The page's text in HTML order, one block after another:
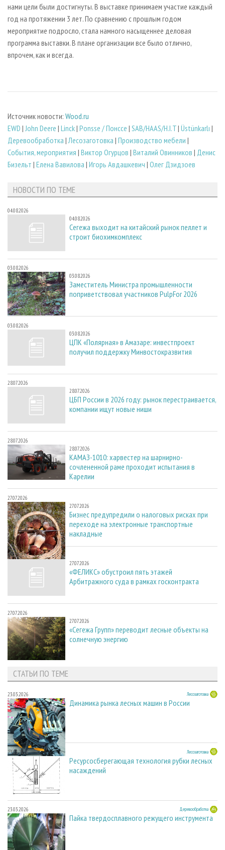
нами цели были достигнуты. В выставке принимаем участие каждый
год на протяжении 3 лет. По сравнению с прошлым годом
мероприятие подросло, стала намного насыщеннее деловая
программа выставки. В плане организации все было отлично,
впрочем, как и всегда.
Источник новости: Wood.ru
EWD | John Deere | Linck| Ponsse / Понссе | SAB/HAAS/H.I.T| Üstünkarlı |
Деревообработка |Лесозаготовка | Производство мебели |
События, мероприятия | Виктор Огурцов | Виталий Овинников | Денис
Бизельт | Елена Вавилова | Игорь Авдашкевич | Олег Дзидзоев
НОВОСТИ ПО ТЕМЕ
04.08.2026
04.08.2026
Сегежа выходит на китайский рынок пеллет и
строит биохимкомплекс
03.08.2026
03.08.2026
Заместитель Министра промышленности
поприветствовал участников PulpFor 2026
03.08.2026
03.08.2026
ЦПК «Полярная» в Амазаре: инвестпроект
получил поддержку Минвостокразвития
28.07.2026
28.07.2026
ЦБП России в 2026 году: рынок перестраивается,
компании ищут новые ниши
28.07.2026
28.07.2026
КАМАЗ-1010: харвестер на шарнирно-
сочлененной раме проходит испытания в
Карелии
27.07.2026
27.07.2026
Бизнес предупредили о налоговых рисках при
переходе на электронные транспортные
накладные
27.07.2026
27.07.2026
«ФЕЛИКС» обустроил пять этажей
Арбитражного суда в рамках госконтракта
27.07.2026
27.07.2026
«Сегежа Групп» переводит лесные объекты на
солнечную энергию
СТАТЬИ ПО ТЕМЕ
23.03.2026 Лесозаготовка
Динамика рынка лесных машин в России
23.03.2026 Лесозаготовка
Ресурсосберегающая технология рубки лесных
насаждений
23.03.2026 Деревообработка
Пайка твердосплавного режущего инструмента